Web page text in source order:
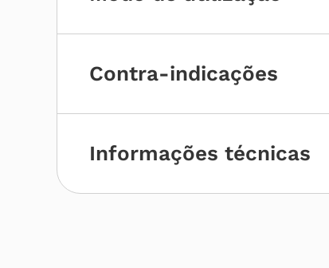
Contra-indicações
Informações técnicas